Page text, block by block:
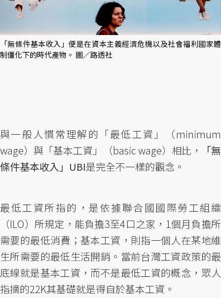
「無條件基本收入」便是在資本主義經濟危機以及社會福利國家體
制僵化下的時代產物。 圖／路透社
與一般人慣常理解的「最低工資」（minimum
wage）與「基本工資」（basic wage）相比，
「無
條件基本收入」UBI是完全不一樣的觀念。
最低工資所指的，是依據聯合國國際勞工組織
（ILO）所規定，能負擔3至4口之家，1個月負擔所
需要的最低消費；基本工資，則指一個人在某地維
生所需要的最低生活開銷。當前台灣工資政策的最
底線就是基本工資，而不是最低工資的概念，眾人
指摘的22K其基礎就是得自於基本工資。